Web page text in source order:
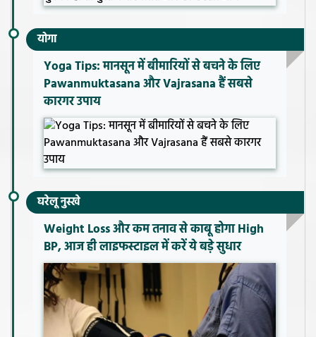
योगा
Yoga Tips: मानसून में बीमारियों से बचने के लिए
Pawanmuktasana और Vajrasana हैं सबसे
कारगर उपाय
घरेलू नुस्खे
Weight Loss और कम तनाव से काबू होगा High
BP, आज ही लाइफस्टाइल में करें ये बड़े सुधार